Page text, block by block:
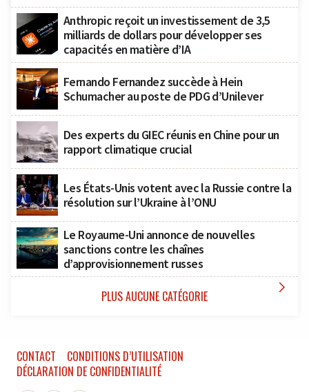
Anthropic reçoit un investissement de 3,5
milliards de dollars pour développer ses
capacités en matière d’IA
Fernando Fernandez succède à Hein
Schumacher au poste de PDG d’Unilever
Des experts du GIEC réunis en Chine pour un
rapport climatique crucial
Les États-Unis votent avec la Russie contre la
résolution sur l’Ukraine à l’ONU
Le Royaume-Uni annonce de nouvelles
sanctions contre les chaînes
d’approvisionnement russes
PLUS AUCUNE CATÉGORIE 
CONTACT
CONDITIONS D’UTILISATION
DÉCLARATION DE CONFIDENTIALITÉ